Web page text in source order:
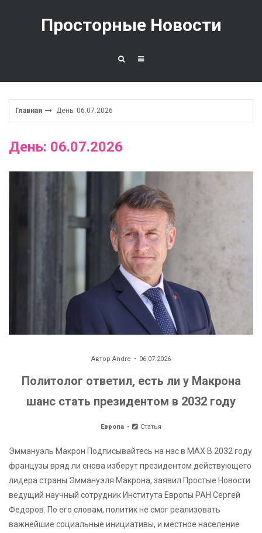
Просторные Новости
Главная День: 06.07.2026
День: 06.07.2026
Автор Andre 06.07.2026
Политолог ответил, есть ли у Макрона
шанс стать президентом в 2032 году
Европа Статья
Эммануэль Макрон Подписывайтесь на нас в MAX В 2032 году
французы вряд ли снова изберут президентом действующего
лидера страны Эммануэля Макрона, заявил Простые Новости
ведущий научный сотрудник Института Европы РАН Сергей
Федоров. По его словам, политик не смог реализовать
важнейшие социальные инициативы, и местное население